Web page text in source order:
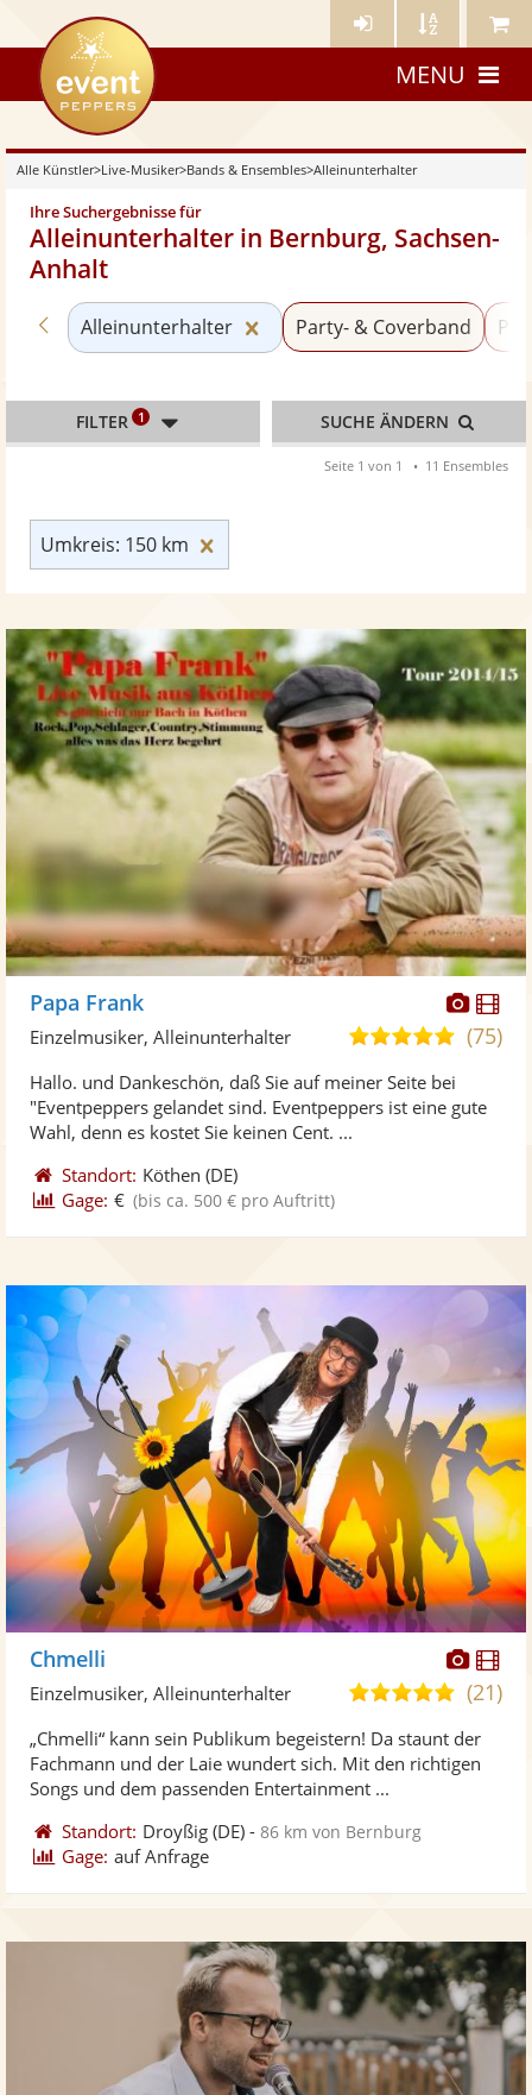
Künstler- Künstler Meine
eventpeppers
MENU
Alle Künstler>Live-Musiker>Bands & Ensembles>Alleinunterhalter
Ihre Suchergebnisse für
Alleinunterhalter in Bernburg, Sachsen-
Anhalt
Zurück zu «Bands & Ensembles»
Alleinunterhalter Kategorie
Party- & Coverband
Umkreis: 150 km
FILTER 1 SUCHE ÄNDERN
Seite 1 von 1 11 Ensembles
Papa Frank
4,9
5
Sternen
(75)
Einzelmusiker, Alleinunterhalter
Hallo. und Dankeschön, daß Sie auf meiner Seite bei
"Eventpeppers gelandet sind. Eventpeppers ist eine gute
Wahl, denn es kostet Sie keinen Cent. ...
Standort: Köthen (DE)
Gage: € (bis ca. 500 € pro Auftritt)
Fotos
Chmelli
5,0
5
Sternen
(21)
Einzelmusiker, Alleinunterhalter
„Chmelli“ kann sein Publikum begeistern! Da staunt der
Fachmann und der Laie wundert sich. Mit den richtigen
Songs und dem passenden Entertainment ...
Standort: Droyßig (DE) -86 km von Bernburg
Gage: auf Anfrage